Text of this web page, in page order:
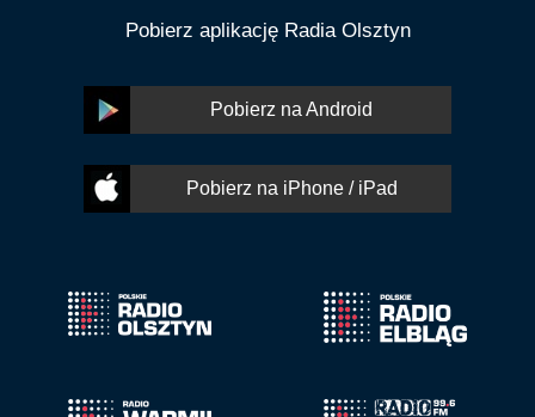
Pobierz aplikację Radia Olsztyn
Pobierz na Android
Pobierz na iPhone / iPad